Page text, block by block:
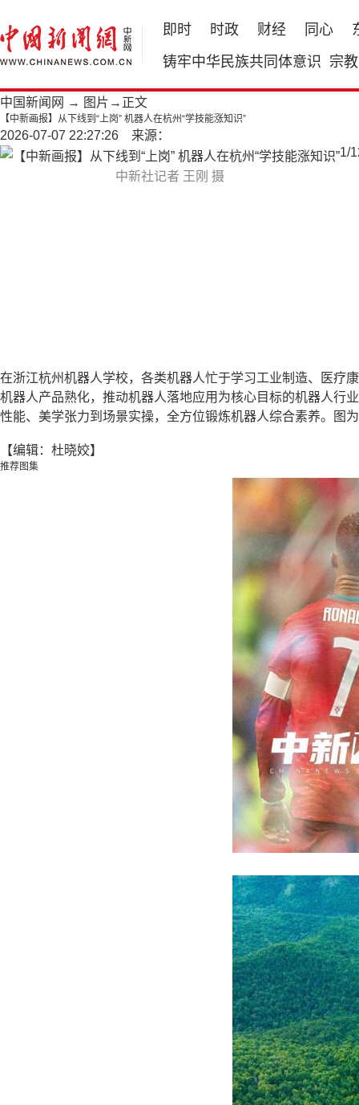
即时 时政 财经 同心
铸牢中华民族共同体意识 宗教
中国新闻网 → 图片 →正文
【中新画报】从下线到“上岗” 机器人在杭州“学技能涨知识”
2026-07-07 22:27:26 来源：
中新社记者 王刚 摄
1/
在浙江杭州机器人学校，各类机器人忙于学习工业制造、医疗
机器人产品熟化，推动机器人落地应用为核心目标的机器人行
性能、美学张力到场景实操，全方位锻炼机器人综合素养。图
【编辑：杜晓姣】
推荐图集